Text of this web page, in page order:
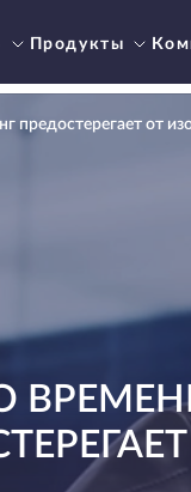
Продукты
предостерегает от